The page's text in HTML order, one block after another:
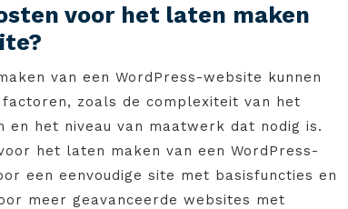
voor het laten maken
van een WordPress-website kunnen
zoals de complexiteit van het
het niveau van maatwerk dat nodig is.
het laten maken van een WordPress-
een eenvoudige site met basisfuncties en
meer geavanceerde websites met